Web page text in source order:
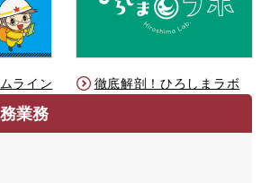
ライン 徹底解剖！ひろしまラボ
業務